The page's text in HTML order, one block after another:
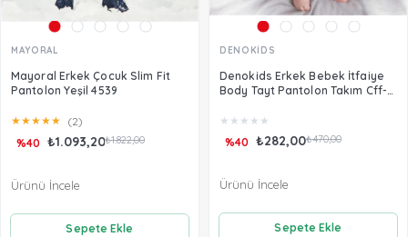
MAYORAL
Mayoral Erkek Çocuk Slim Fit
Pantolon Yeşil 4539
★★★★★ (2)
₺1.093,20₺1.822,00
%40
Sepete Ekle
Ürünü İncele
DENOKİDS
Denokids Erkek Bebek İtfaiye
Body Tayt Pantolon Takım Cff-
★ ★ ★ ★ ★
₺282,00₺470,00
%40
Sepete Ekle
Ürünü İncele